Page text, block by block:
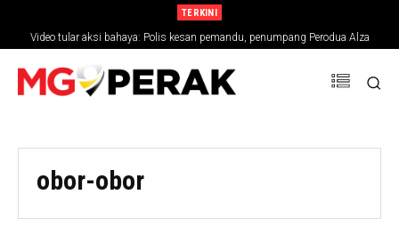
TERKINI
Video tular aksi bahaya: Polis kesan pemandu, penumpang Perodua Alza
obor-obor